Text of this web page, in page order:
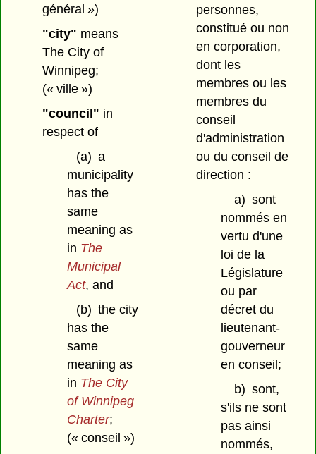
général »)
"city" means
The City of
Winnipeg;
(« ville »)
"council" in
respect of
(a) a
municipality
has the
same
meaning as
in The
Municipal
Act, and
(b) the city
has the
same
meaning as
in The City
of Winnipeg
Charter;
(« conseil »)
personnes,
constitué ou non
en corporation,
dont les
membres ou les
membres du
conseil
d'administration
ou du conseil de
direction :
a) sont
nommés en
vertu d'une
loi de la
Législature
ou par
décret du
lieutenant-
gouverneur
en conseil;
b) sont,
s'ils ne sont
pas ainsi
nommés,